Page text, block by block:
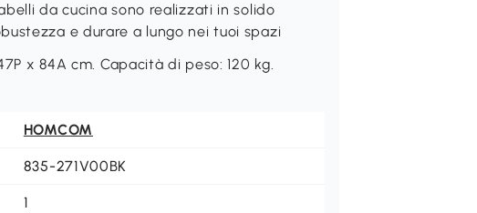
da cucina sono realizzati in solido
e durare a lungo nei tuoi spazi
x 84A cm. Capacità di peso: 120 kg.
HOMCOM
835-271V00BK
1